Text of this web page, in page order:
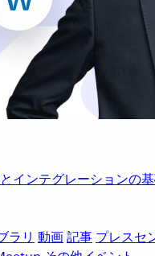
ンテグレーションの
ラリ 動画記事 プレスセ